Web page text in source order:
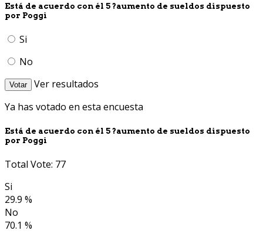
Está de acuerdo con él 5 ?aumento de sueldos dispuesto
por Poggi
Si
No
Votar
Ver resultados
Ya has votado en esta encuesta
Está de acuerdo con él 5 ?aumento de sueldos dispuesto
por Poggi
Total Vote: 77
Si
29.9 %
No
70.1 %